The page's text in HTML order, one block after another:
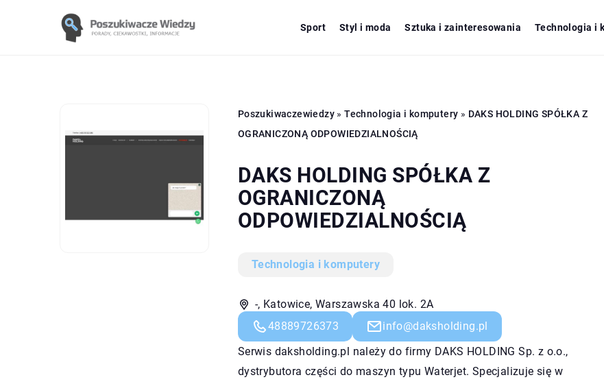
Sport Styl i moda Sztuka i zainteresowania Technologia i
Poszukiwaczewiedzy»Technologia i komputery » DAKS HOLDING SPÓŁKA Z
OGRANICZONĄ ODPOWIEDZIALNOŚCIĄ
DAKS HOLDING SPÓŁKA Z
OGRANICZONĄ
ODPOWIEDZIALNOŚCIĄ
Technologia i komputery
-, Katowice, Warszawska 40 lok. 2A
48889726373
info@daksholding.pl
Serwis daksholding.pl należy do firmy DAKS HOLDING Sp. z o.o.,
dystrybutora części do maszyn typu Waterjet. Specjalizuje się w